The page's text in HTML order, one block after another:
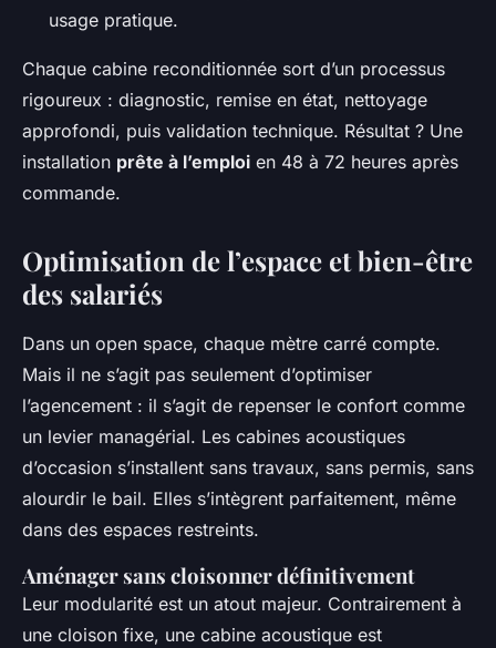
usage pratique.
Chaque cabine reconditionnée sort d’un processus
rigoureux : diagnostic, remise en état, nettoyage
approfondi, puis validation technique. Résultat ? Une
installation prête à l’emploi en 48 à 72 heures après
commande.
Optimisation de l’espace et bien-être
des salariés
Dans un open space, chaque mètre carré compte.
Mais il ne s’agit pas seulement d’optimiser
l’agencement : il s’agit de repenser le confort comme
un levier managérial. Les cabines acoustiques
d’occasion s’installent sans travaux, sans permis, sans
alourdir le bail. Elles s’intègrent parfaitement, même
dans des espaces restreints.
Aménager sans cloisonner définitivement
Leur modularité est un atout majeur. Contrairement à
une cloison fixe, une cabine acoustique est